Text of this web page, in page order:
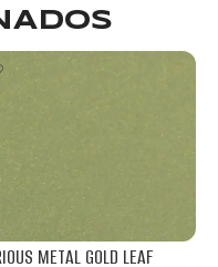
METAL GOLD LEAF